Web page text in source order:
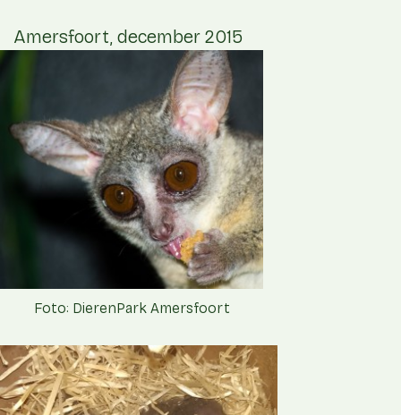
Amersfoort, december 2015
Foto: DierenPark Amersfoort